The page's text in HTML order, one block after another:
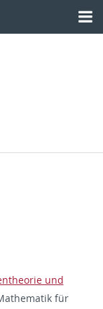
und
für